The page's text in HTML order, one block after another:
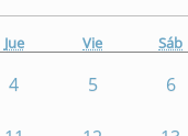
Jue Vie Sáb
4 5 6